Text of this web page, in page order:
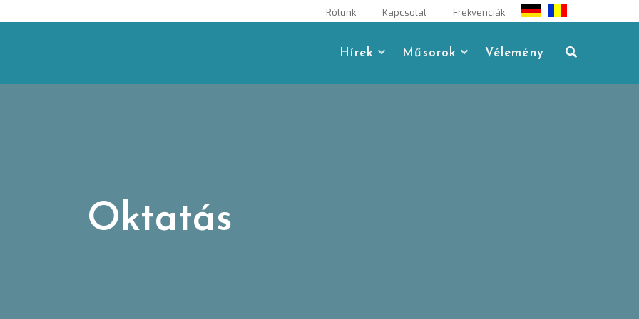
Rólunk Kapcsolat Frekvenciák
Hírek Műsorok Vélemény
Oktatás